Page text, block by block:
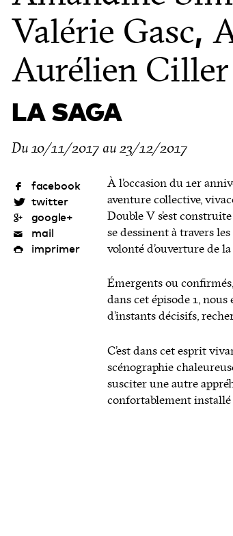
Valérie Gasc,
Aurélien Ciller
LA SAGA
Du 10/11/2017 au 23/12/2017
À l’occasion du 1er
aventure collective,
Double V s’est
se dessinent à travers
volonté d’ouverture de
Émergents ou
dans cet épisode 1,
d’instants décisifs,
C’est dans cet esprit
scénographie
susciter une autre
confortablement